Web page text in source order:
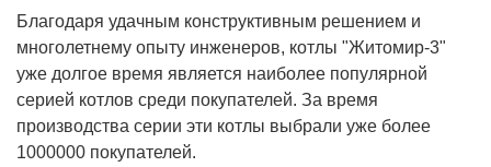
Благодаря удачным конструктивным решением и
многолетнему опыту инженеров, котлы "Житомир-3"
уже долгое время является наиболее популярной
серией котлов среди покупателей. За время
производства серии эти котлы выбрали уже более
1000000 покупателей.